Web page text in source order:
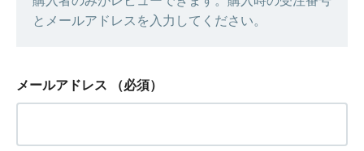
とメールアドレスを入力してください。
メールアドレス （必須）